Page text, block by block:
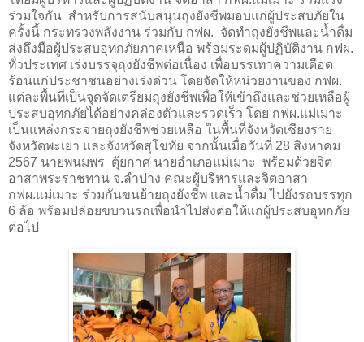
ร่วมใจกัน สำหรับการสนับสนุนถุงยังชีพมอบแก่ผู้ประสบภัยใน
ครั้งนี้ กระทรวงพลังงาน ร่วมกับ กฟผ. จัดทำถุงยังชีพและน้ำดื่ม
ส่งถึงมือผู้ประสบอุทกภัยภาคเหนือ พร้อมระดมผู้ปฏิบัติงาน กฟผ.
ทั่วประเทศ เร่งบรรจุถุงยังชีพต่อเนื่อง เพื่อบรรเทาความเดือด
ร้อนแก่ประชาชนอย่างเร่งด่วน โดยจัดให้หน่วยงานของ กฟผ.
แต่ละพื้นที่เป็นจุดจัดเตรียมถุงยังชีพเพื่อให้เข้าถึงและช่วยเหลือผู้
ประสบอุทกภัยได้อย่างคล่องตัวและรวดเร็ว โดย กฟผ.แม่เมาะ
เป็นแหล่งกระจายถุงยังชีพช่วยเหลือ ในพื้นที่จังหวัดเชียงราย
จังหวัดพะเยา และจังหวัดสุโขทัย จากนั้นเมื่อวันที่ 28 สิงหาคม
2567 นายพนมพร ตุ้ยกาศ นายอำเภอแม่เมาะ พร้อมด้วยจิต
อาสาพระราชทาน จ.ลำปาง คณะผู้บริหารและจิตอาสา
กฟผ.แม่เมาะ ร่วมกันขนย้ายถุงยังชีพ และน้ำดื่ม ไปยังรถบรรทุก
6 ล้อ พร้อมปล่อยขบวนรถเพื่อนำไปส่งต่อให้แก่ผู้ประสบอุทกภัย
ต่อไป